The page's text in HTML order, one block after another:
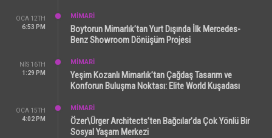
OCA 12TH
6:53 PM
MİMARİ
Boytorun Mimarlık’tan Yurt Dışında İlk Mercedes-
Benz Showroom Dönüşüm Projesi
NIS 16TH
1:29 PM
MİMARİ
Yeşim Kozanlı Mimarlık’tan Çağdaş Tasarım ve
Konforun Buluşma Noktası: Elite World Kuşadası
OCA 15TH
4:02 PM
MİMARİ
Özer\Ürger Architects’ten Bağcılar’da Çok Yönlü Bir
Sosyal Yaşam Merkezi